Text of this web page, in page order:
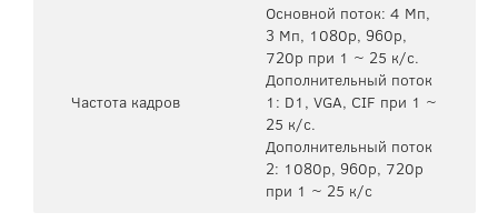
Частота кадров
Основной поток: 4 Mп,
3 Мп, 1080p, 960p,
720p при 1 ~ 25 к/с.
Дополнительный поток
1: D1, VGA, CIF при 1 ~
25 к/с.
Дополнительный поток
2: 1080p, 960p, 720p
при 1 ~ 25 к/с